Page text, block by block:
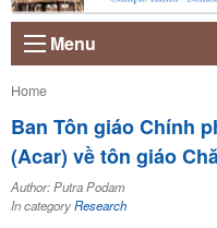
Menu
Current:
Home
Ban Tôn giáo Chính
(Acar) về tôn giáo
Author: Putra Podam
In categoryResearch